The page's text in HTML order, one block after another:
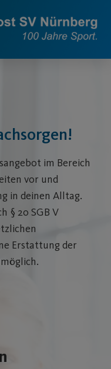
im Bereich
vor und
in deinen Alltag.
§ 20 SGB V
Erstattung der